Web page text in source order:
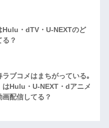
Hulu・dTV・U-NEXTのど
？
ラブコメはまちがっている｡
はHulu・U-NEXT・dアニメ
配信してる？